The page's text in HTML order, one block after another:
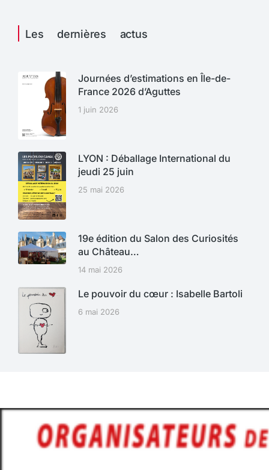
Les dernières actus
Journées d’estimations en Île-de-
France 2026 d’Aguttes
1 juin 2026
LYON : Déballage International du
jeudi 25 juin
25 mai 2026
19e édition du Salon des Curiosités
au Château…
14 mai 2026
Le pouvoir du cœur : Isabelle Bartoli
6 mai 2026